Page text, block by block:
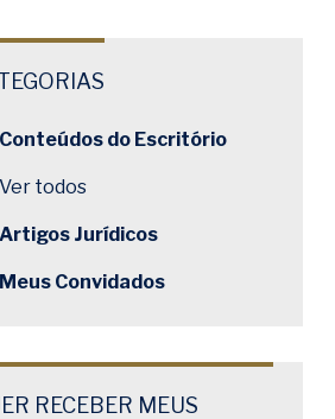
Conteúdos do Escritório
Ver todos
Artigos Jurídicos
Meus Convidados
RECEBER MEUS